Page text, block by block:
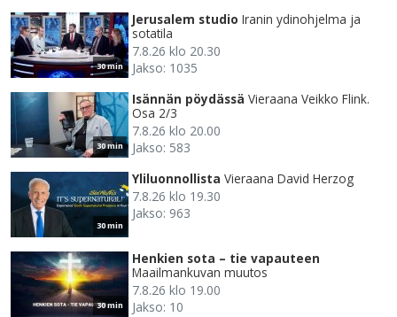
30 min
Jerusalem studio Iranin ydinohjelma ja
sotatila
7.8.26 klo 20.30
Jakso: 1035
30 min
Isännän pöydässä Vieraana Veikko Flink.
Osa 2/3
7.8.26 klo 20.00
Jakso: 583
30 min
Yliluonnollista Vieraana David Herzog
7.8.26 klo 19.30
Jakso: 963
30 min
Henkien sota – tie vapauteen
Maailmankuvan muutos
7.8.26 klo 19.00
Jakso: 10